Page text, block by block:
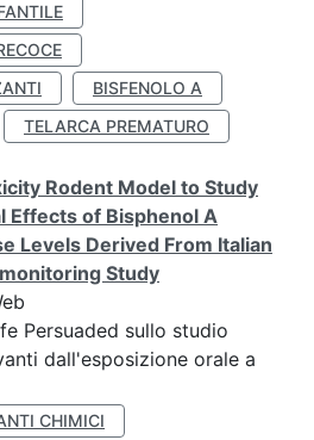
BISFENOLO A
TELARCA PREMATURO
Rodent Model to Study
Effects of Bisphenol A
Levels Derived From Italian
Study
Persuaded sullo studio
dall'esposizione orale a
CHIMICI